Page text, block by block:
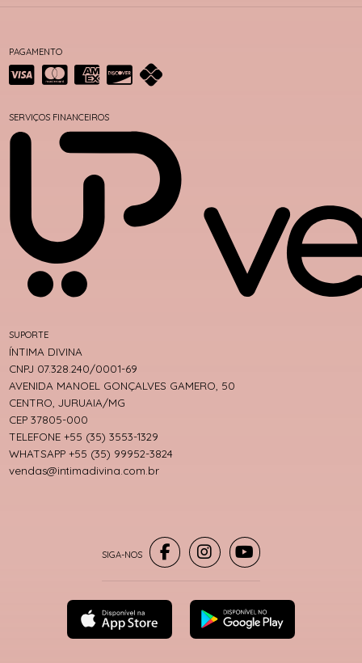
PAGAMENTO
SERVIÇOS FINANCEIROS
SUPORTE
ÍNTIMA DIVINA
CNPJ 07.328.240/0001-69
AVENIDA MANOEL GONÇALVES GAMERO, 50
CENTRO, JURUAIA/MG
CEP 37805-000
TELEFONE +55 (35) 3553-1329
WHATSAPP +55 (35) 99952-3824
vendas@intimadivina.com.br